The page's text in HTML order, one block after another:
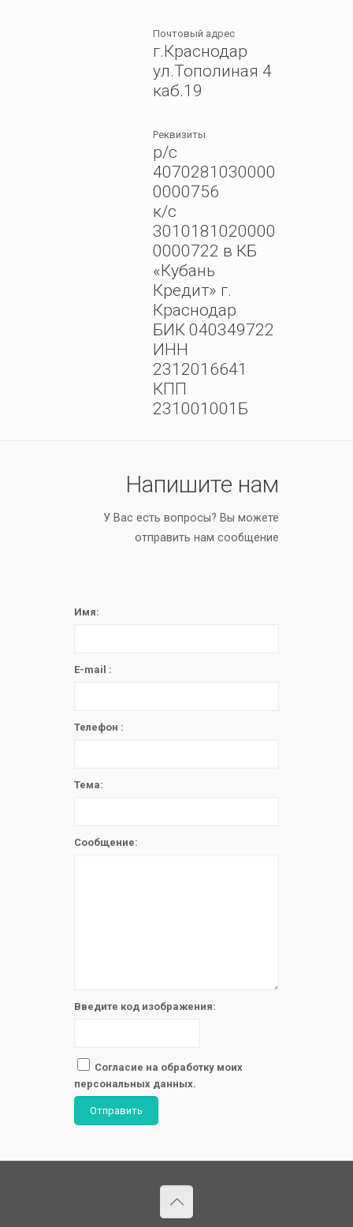
Почтовый адрес
г.Краснодар
ул.Тополиная 4
каб.19
Реквизиты
р/с
4070281030000
0000756
к/с
3010181020000
0000722 в КБ
«Кубань
Кредит» г.
Краснодар
БИК 040349722
ИНН
2312016641
КПП
231001001Б
Напишите нам
У Вас есть вопросы? Вы можете
отправить нам сообщение
Имя:
E-mail :
Телефон :
Тема:
Сообщение:
Введите код изображения:
Согласие на обработку моих
персональных данных.
Отправить